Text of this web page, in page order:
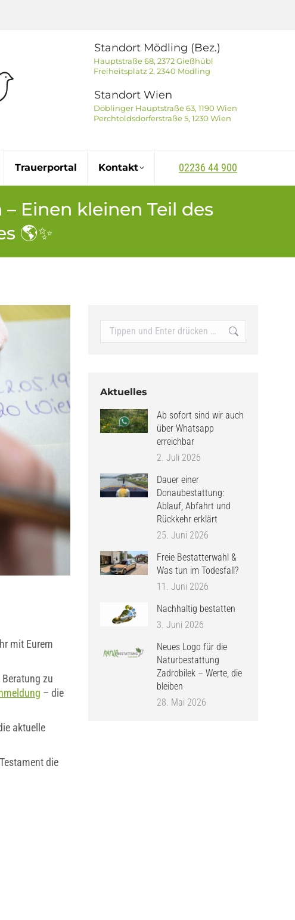
Standort Mödling (Bez.)
Hauptstraße 68, 2372 Gießhübl
Freiheitsplatz 2, 2340 Mödling
Standort Wien
Döblinger Hauptstraße 63, 1190 Wien
Perchtoldsdorferstraße 5, 1230 Wien
Trauerportal Kontakt 02236 44 900
Einen kleinen Teil des
🌎✨
mit Eurem
zu
– die
aktuelle
die
Search:
Aktuelles
Ab sofort sind wir auch
über Whatsapp
erreichbar
2. Juli 2026
Dauer einer
Donaubestattung:
Ablauf, Abfahrt und
Rückkehr erklärt
25. Juni 2026
Freie Bestatterwahl &
Was tun im Todesfall?
11. Juni 2026
Nachhaltig bestatten
3. Juni 2026
Neues Logo für die
Naturbestattung
Zadrobilek – Werte, die
bleiben
28. Mai 2026